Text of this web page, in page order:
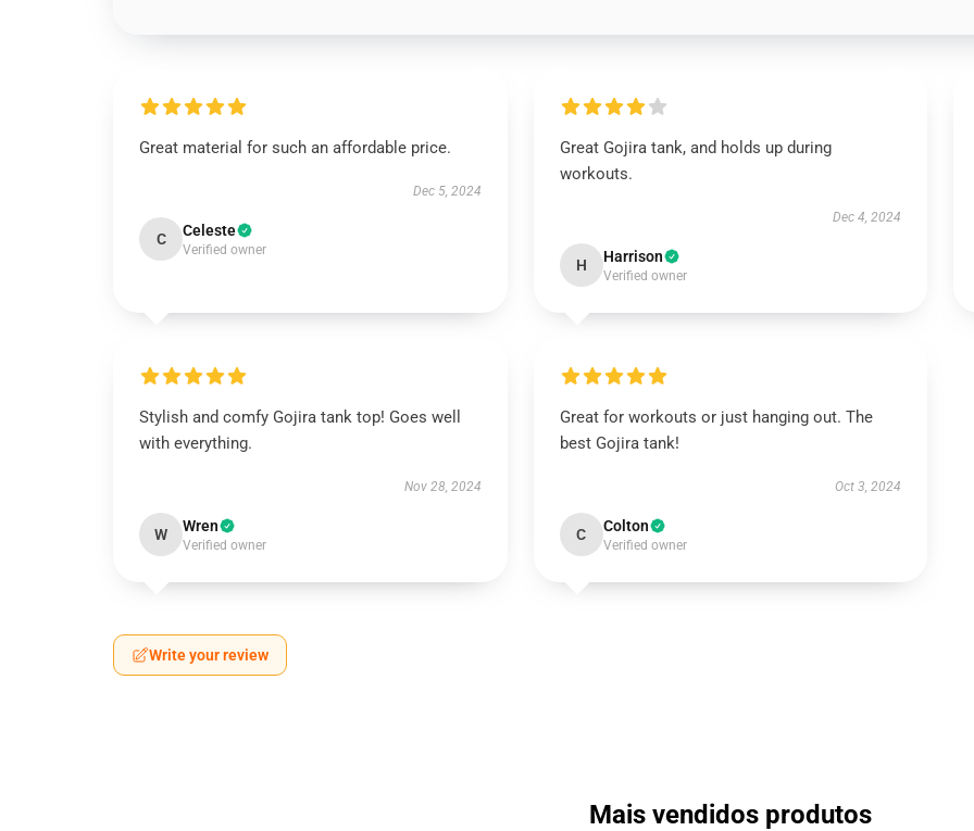
Great material for such an affordable price.
Dec 5, 2024
C Celeste
Verified owner
Great Gojira tank, and holds up during
workouts.
Dec 4, 2024
H Harrison
Verified owner
Stylish and comfy Gojira tank top! Goes well
with everything.
Nov 28, 2024
W Wren
Verified owner
Great for workouts or just hanging out. The
best Gojira tank!
Oct 3, 2024
C Colton
Verified owner
Write your review
Mais vendidos produtos